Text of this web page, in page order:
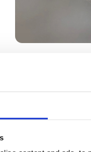
voor een lijst
Andere
Omdat ETFE folie zo
nog veel meer